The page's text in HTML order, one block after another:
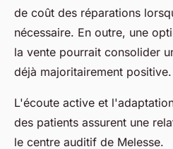
de coût des réparations
nécessaire. En outre, une
la vente pourrait consolider
déjà majoritairement positive.
L'écoute active et
des patients assurent une
le centre auditif de Melesse.